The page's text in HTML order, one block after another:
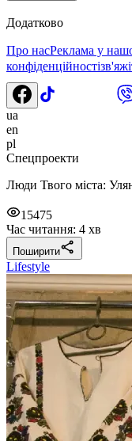
Додатково
Про насРеклама у
конфіденційності
ua
en
pl
Спецпроекти
Люди Твого міста:
15475
Час читання: 4 хв
Поширити
Lifestyle